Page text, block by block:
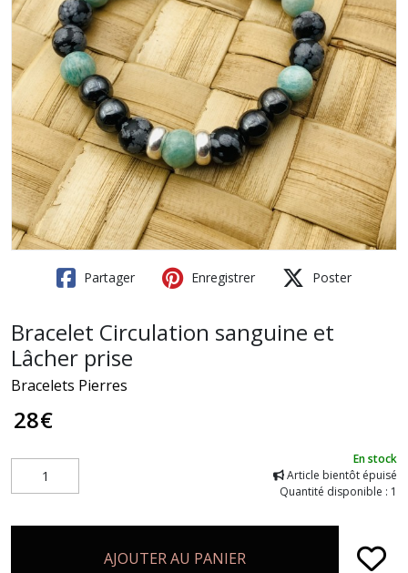
Partager Enregistrer Poster
Bracelet Circulation sanguine et
Lâcher prise
Bracelets Pierres
28€
En stock
Article bientôt épuisé
Quantité disponible : 1
AJOUTER AU PANIER